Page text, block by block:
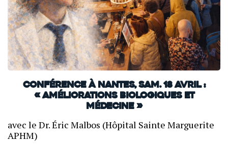
Conférence à Nantes, sam. 18 avril :
« Améliorations biologiques et
Médecine »
avec le Dr. Éric Malbos (Hôpital Sainte Marguerite
APHM)